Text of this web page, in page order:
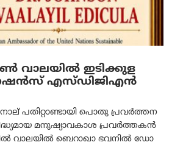
ഇടിക്കുള
എസ്ഡിജിഎൻ
പതിറ്റാണ്ടായി പൊതു പ്രവർത്തന
മനുഷ്യാവകാശ പ്രവർത്തകൻ
വാലയിൽ ബെറാഖാ ഭവനിൽ ഡോ